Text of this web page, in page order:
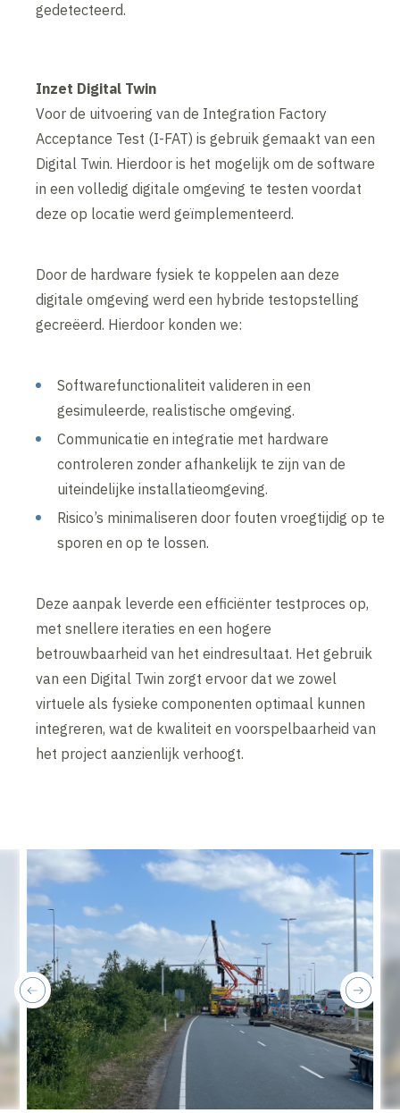
gedetecteerd.
Inzet Digital Twin
Voor de uitvoering van de Integration Factory
Acceptance Test (I-FAT) is gebruik gemaakt van een
Digital Twin. Hierdoor is het mogelijk om de software
in een volledig digitale omgeving te testen voordat
deze op locatie werd geïmplementeerd.
Door de hardware fysiek te koppelen aan deze
digitale omgeving werd een hybride testopstelling
gecreëerd. Hierdoor konden we:
Softwarefunctionaliteit valideren in een
gesimuleerde, realistische omgeving.
Communicatie en integratie met hardware
controleren zonder afhankelijk te zijn van de
uiteindelijke installatieomgeving.
Risico’s minimaliseren door fouten vroegtijdig op te
sporen en op te lossen.
Deze aanpak leverde een efficiënter testproces op,
met snellere iteraties en een hogere
betrouwbaarheid van het eindresultaat. Het gebruik
van een Digital Twin zorgt ervoor dat we zowel
virtuele als fysieke componenten optimaal kunnen
integreren, wat de kwaliteit en voorspelbaarheid van
het project aanzienlijk verhoogt.
next
previous